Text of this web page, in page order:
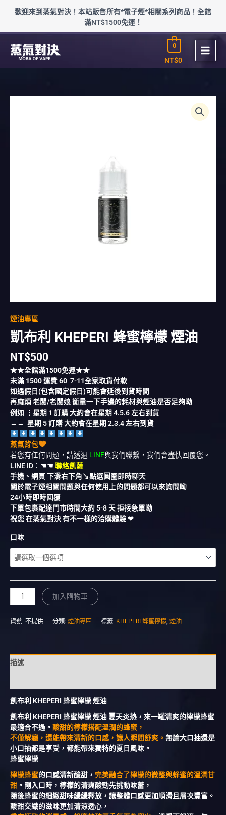
要
歡迎來到蒸氣對決！本站販售所有*電子煙*相關系列商品！全館
滿NT$1500免運！
NT$0
0
煙油專區
凱布利 KHEPERI 蜂蜜檸檬 煙油
NT$500
★★全館滿1500免運★★
未滿 1500運費60 7-11全家取貨付款
如遇假日(包含國定假日)可能會延後到貨時間
再麻煩 老闆/老闆娘 衡量一下手邊的耗材與煙油是否足夠呦
例如 ⋮星期 1 訂購 大約會在星期 4.5.6 左右到貨
→→ 星期 5 訂購 大約會在星期 2.3.4 左右到貨
蒸氣背包
若您有任何問題，請透過 LINE與我們聯繫，我們會盡快回覆您。
LINE ID ： ☚☚ 聯絡凱薩
手機、網頁 下滑右下角↘︎點選圓圈即時聊天
關於電子煙相關問題與任何使用上的問題都可以來詢問呦
24小時即時回覆
下單包裹配達門市時間大約 5-8 天 拒接急單呦
祝您 在蒸氣對決 有不一樣的洽購體驗 ❤︎
口味
加入購物車
貨號: 不提供 分類: 煙油專區 標籤: KHEPERI 蜂蜜檸檬 煙油
描述
凱布利 KHEPERI 蜂蜜檸檬 煙油
凱布利 KHEPERI 蜂蜜檸檬 煙油 夏天炎熱，來一罐清爽的檸檬蜂蜜
最適合不過。 酸甜的檸檬搭配溫潤的蜂蜜，
不僅解癮，還能帶來清新的口感，讓人瞬間舒爽。 無論大口抽還是
小口抽都是享受，都能帶來獨特的夏日風味。
蜂蜜檸檬
檸檬蜂蜜的口感清新酸甜， 完美融合了檸檬的微酸與蜂蜜的溫潤甘
甜 。剛入口時，檸檬的清爽酸勁先挑動味蕾，
隨後蜂蜜的細緻甜味緩緩釋放，讓整體口感更加順滑且層次豐富。
酸甜交織的滋味更加清涼透心，